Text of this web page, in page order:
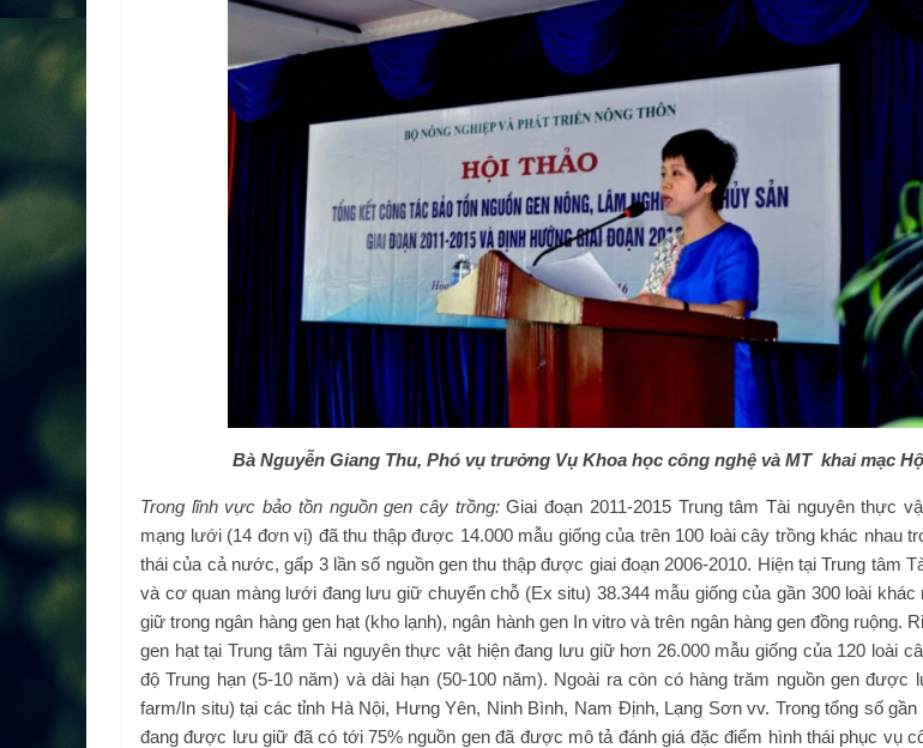
Bà Nguyễn Giang Thu, Phó vụ trưởng Vụ Khoa học công nghệ và MT khai mạc
Trong lĩnh vực bảo tồn nguồn gen cây trồng:Giai đoạn 2011-2015 Trung tâm Tài nguyên thực
mạng lưới (14 đơn vị) đã thu thập được 14.000 mẫu giống của trên 100 loài cây trồng khác nhau
thái của cả nước, gấp 3 lần số nguồn gen thu thập được giai đoạn 2006-2010. Hiện tại Trung tâm
và cơ quan màng lưới đang lưu giữ chuyển chỗ (Ex situ) 38.344 mẫu giống của gần 300 loài
giữ trong ngân hàng gen hạt (kho lạnh), ngân hành gen In vitro và trên ngân hàng gen đồng ruộng.
gen hạt tại Trung tâm Tài nguyên thực vật hiện đang lưu giữ hơn 26.000 mẫu giống của 120 loài
độ Trung hạn (5-10 năm) và dài hạn (50-100 năm). Ngoài ra còn có hàng trăm nguồn gen được
farm/In situ) tại các tỉnh Hà Nội, Hưng Yên, Ninh Bình, Nam Định, Lạng Sơn vv. Trong tổng số gần
đang được lưu giữ đã có tới 75% nguồn gen đã được mô tả đánh giá đặc điểm hình thái phục vụ